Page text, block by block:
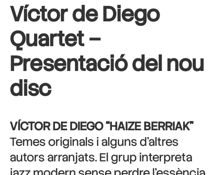
Víctor de Diego
Quartet –
Presentació del nou
disc
VÍCTOR DE DIEGO “HAIZE BERRIAK”
Temes originals i alguns d’altres
autors arranjats. El grup interpreta